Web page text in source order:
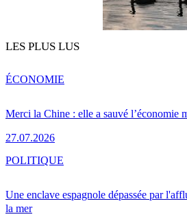
LES PLUS LUS
Merci la Chine : elle a sauvé l’économie
27.07.2026
ÉCONOMIE
Une enclave espagnole dépassée par
la mer
POLITIQUE